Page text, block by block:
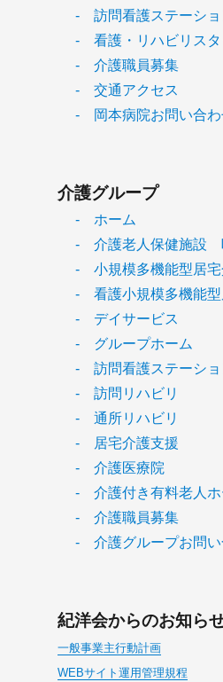
- 訪問看護ステーショ
- 看護・リハビリスタ
- 介護職員募集
- 交通アクセス
- 岡本病院お問い合わ
介護グループ
- ホーム
- 介護老人保健施設
- 小規模多機能型居宅
- 看護小規模多機能型
- デイサービス
- グループホーム
- 訪問看護ステーショ
- 訪問リハビリ
- 通所リハビリ
- 居宅介護支援
- 介護医療院
- 介護付き有料老人ホ
- 介護職員募集
- 介護グループお問い
紀洋会からのお知ら
一般事業主行動計画
WEBサイト運用管理規程